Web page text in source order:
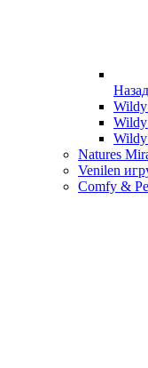
Назад
Wildy
Natures
Venilen
Comfy &